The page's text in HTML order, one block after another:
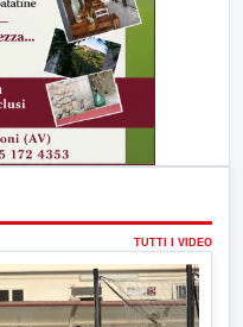
TUTTI I VIDEO